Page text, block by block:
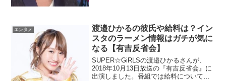
エンタメ
渡邉ひかるの彼氏や給料は？イン
スタのラーメン情報はガチが気に
なる【有吉反省会】
SUPER☆GiRLSの渡邉ひかるさんが、
2018年10月13日放送の『有吉反省会』に
出演しました。番組では給料について言